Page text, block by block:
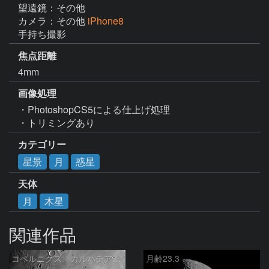
望遠鏡：その他
カメラ：その他 iPhone8
手持ち撮影
焦点距離
4mm
画像処理
・PhotoshopCS5による仕上げ処理
・トリミングあり
カテゴリー
星景
月
惑星
天体
月
木星
関連作品
コペルニクス、カルパチア山脈付近 月齢23.3